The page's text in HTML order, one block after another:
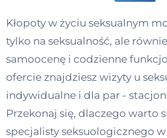
Według specjalizacji
Diagnozy psychologiczne
Testy psychologiczne
Dawka wiedzy
Kłopoty w życiu seksualnym
tylko na seksualność, ale
samoocenę i codzienne
ofercie znajdziesz wizyty u
indywidualne i dla par -
Przekonaj się, dlaczego warto
specjalisty seksuologicznego w